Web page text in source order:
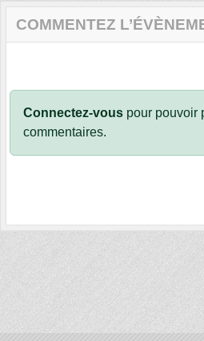
COMMENTEZ
Connectez-vous pour pouvoir
commentaires.